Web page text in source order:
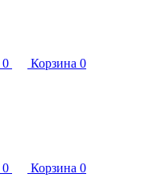
0 Корзина 0
0 Корзина 0